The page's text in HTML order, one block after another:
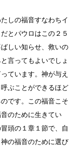
しの福音すなわちイ
とパウロはこの２５
しい知らせ、救いの
言ってもよいでしょ
ています。神が与え
ぶことができるほど
です。この福音こそ
のために生きてい
頭の１章１節で、自
の福音のために選び